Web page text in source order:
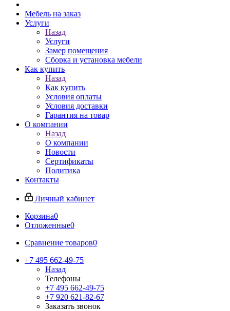
Мебель на заказ
Услуги
Назад
Услуги
Замер помещения
Сборка и установка мебели
Как купить
Назад
Как купить
Условия оплаты
Условия доставки
Гарантия на товар
О компании
Назад
О компании
Новости
Сертификаты
Политика
Контакты
Личный кабинет
Корзина0
Отложенные0
Сравнение товаров0
+7 495 662-49-75
Назад
Телефоны
+7 495 662-49-75
+7 920 621-82-67
Заказать звонок